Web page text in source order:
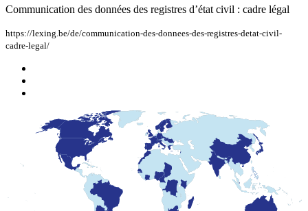
Communication des données des registres d’état civil : cadre légal
https://lexing.be/de/communication-des-donnees-des-registres-detat-civil-
cadre-legal/